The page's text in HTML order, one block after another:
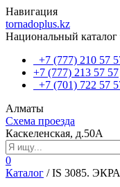
Навигация
tornadoplus.kz
Национальный каталог
+7 (777) 210 57
+7 (777) 213 57 57
+7 (701) 722 57
Алматы
Схема проезда
Каскеленская, д.50А
0
Каталог /IS 3085.